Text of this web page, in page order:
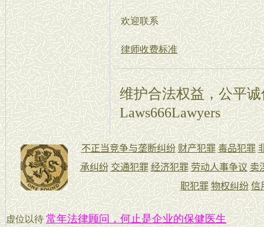
欢迎联系
律师收费标准
维护合法权益，公平
Laws666Lawyers
虚位以待常年法律顾问，何止是企业的保健医生